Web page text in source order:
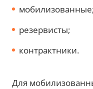
мобилизованные;
резервисты;
контрактники.
Для